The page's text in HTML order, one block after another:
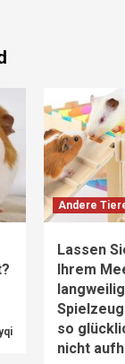
Andere
Lassen
Ihrem
so
nicht